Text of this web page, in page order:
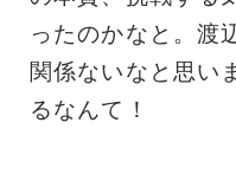
ったのかなと。渡
関係ないなと思い
るなんて！